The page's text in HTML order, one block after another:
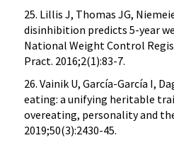
25. Lillis J, Thomas JG,
disinhibition predicts 5-year
National Weight Control
Pract. 2016;2(1):83-7.
26. Vainik U, García-García I,
eating: a unifying heritable
overeating, personality and
2019;50(3):2430-45.